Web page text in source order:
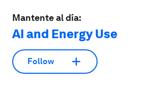
Mantente al día:
AI and Energy Use
Follow